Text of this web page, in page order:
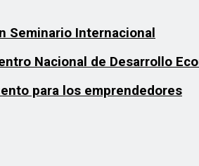
Seminario Internacional
Nacional de Desarrollo
para los emprendedores